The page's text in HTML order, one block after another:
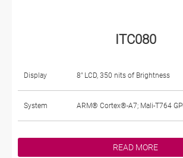
ITC080
Display 8" LCD, 350 nits of Brightness
System ARM® Cortex®-A7; Mali-T764
READ MORE